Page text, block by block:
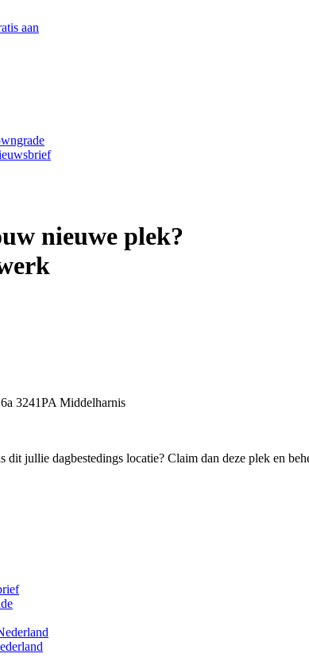
aan
nieuwe plek?
3241PA Middelharnis
jullie dagbestedings locatie? Claim dan deze plek en